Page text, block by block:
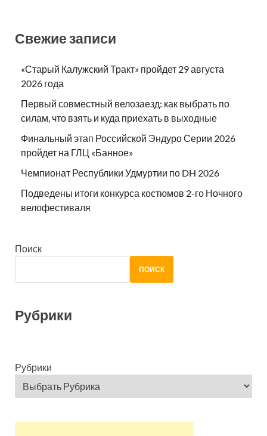
Свежие записи
«Старый Калужский Тракт» пройдет 29 августа
2026 года
Первый совместный велозаезд: как выбрать по
силам, что взять и куда приехать в выходные
Финальный этап Российской Эндуро Серии 2026
пройдет на ГЛЦ «Банное»
Чемпионат Республики Удмуртии по DH 2026
Подведены итоги конкурса костюмов 2-го Ночного
велофестиваля
Поиск
ПОИСК
Рубрики
Рубрики